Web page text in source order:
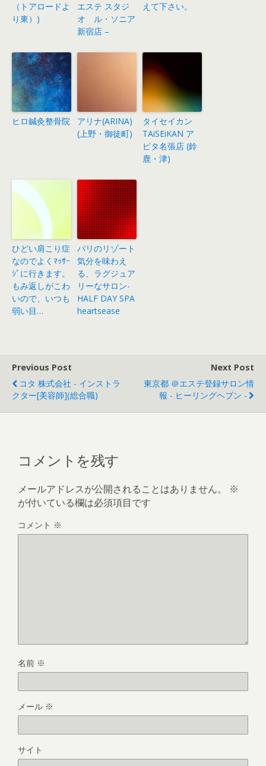
（トアロードよ
り東）)
エステ スタジ
オ ル・ソニア
新宿店 –
えて下さい。
ヒロ鍼灸整骨院
アリナ(ARINA)
(上野・御徒町)
タイセイカン
TAiSEiKAN ア
ピタ名張店 (鈴
鹿・津)
ひどい肩こり症
なのでよくﾏｯｻｰ
ｼﾞに行きます。
もみ返しがこわ
いので、いつも
弱い目…
バリのリゾート
気分を味わえ
る、ラグジュア
リーなサロン-
HALF DAY SPA
heartsease
Previous Post
コタ 株式会社 - インストラ
クター[美容師](総合職)
Next Post
東京都 ＠エステ登録サロン情
報 - ヒーリングヘブン -
コメントを残す
メールアドレスが公開されることはありません。
※
が付いている欄は必須項目です
コメント ※
名前 ※
メール ※
サイト